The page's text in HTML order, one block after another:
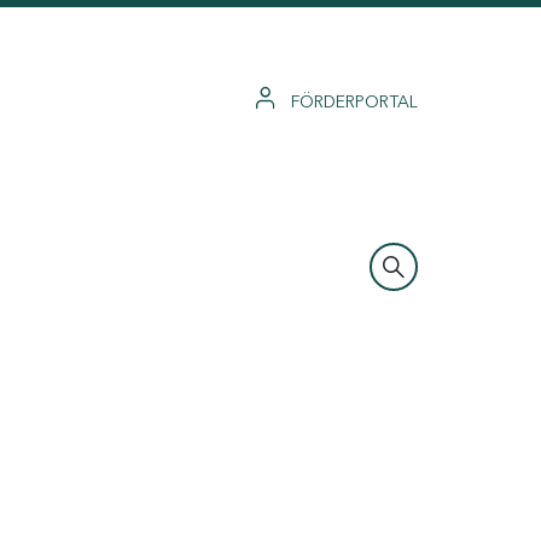
FÖRDERPORTAL